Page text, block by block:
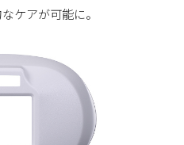
ケアが可能に。